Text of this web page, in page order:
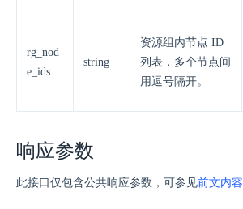
rg_nod
e_ids
string
资源组内节点 ID
列表，多个节点间
用逗号隔开。
响应参数
此接口仅包含公共响应参数，可参见前文内容